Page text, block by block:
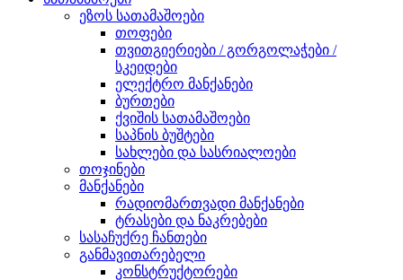
ეზოს სათამაშოები
თოფები
თვითგიერიები / გორგოლაჭები /
სკეიდები
ელექტრო მანქანები
ბურთები
ქვიშის სათამაშოები
საპნის ბუშტები
სახლები და სასრიალოები
თოჯინები
მანქანები
რადიომართვადი მანქანები
ტრასები და ნაკრებები
სასაჩუქრე ჩანთები
განმავითარებელი
კონსტრუქტორები